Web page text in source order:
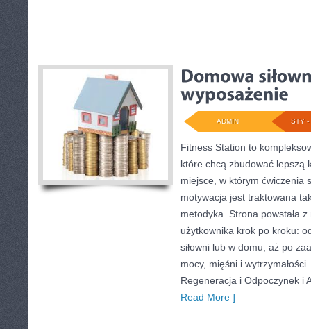
STY -
ADMIN
Fitness Station to
które chcą zbudować lepszą
miejsce, w którym ćwiczenia
motywacja jest traktowana
metodyka. Strona powstała
użytkownika krok po kroku:
siłowni lub w domu, aż po
mocy, mięśni i
Regeneracja i Odpoczynek i
Read More ]